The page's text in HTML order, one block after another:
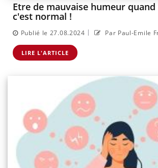
Etre de mauvaise humeur
c'est normal !
Publié le 27.08.2024 | Par Paul-Emile
LIRE L'ARTICLE